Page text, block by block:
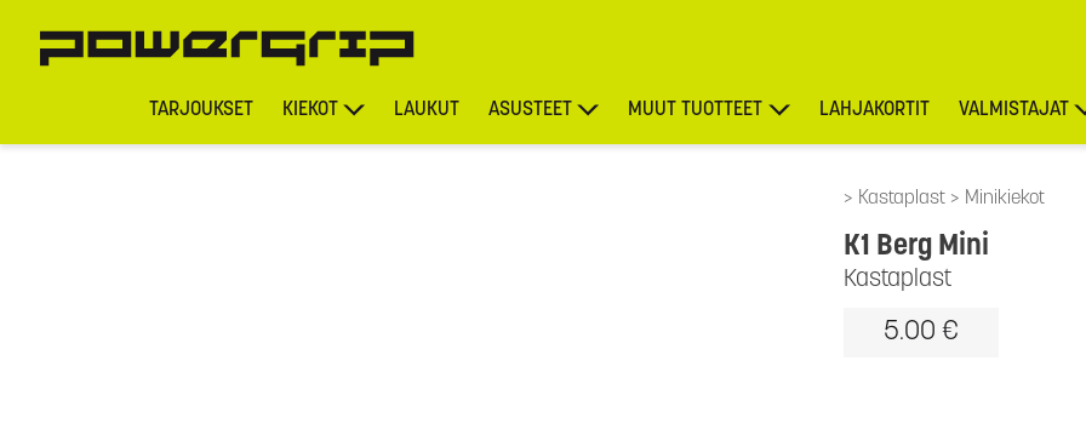
TARJOUKSET KIEKOT LAUKUT ASUSTEET MUUT TUOTTEET LAHJAKORTIT VALMISTAJAT
Kastaplast Minikiekot
Kastaplast
K1 Berg Mini
5.00 €